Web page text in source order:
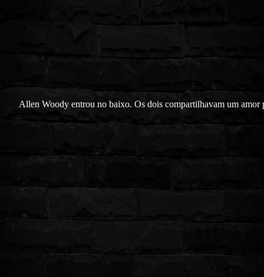
Allen Woody entrou no baixo. Os dois compartilhavam um amor